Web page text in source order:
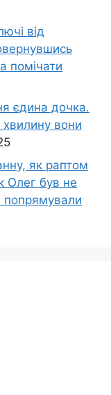
від
помічати
єдина дочка.
вони
як раптом
Олег був не
попрямували